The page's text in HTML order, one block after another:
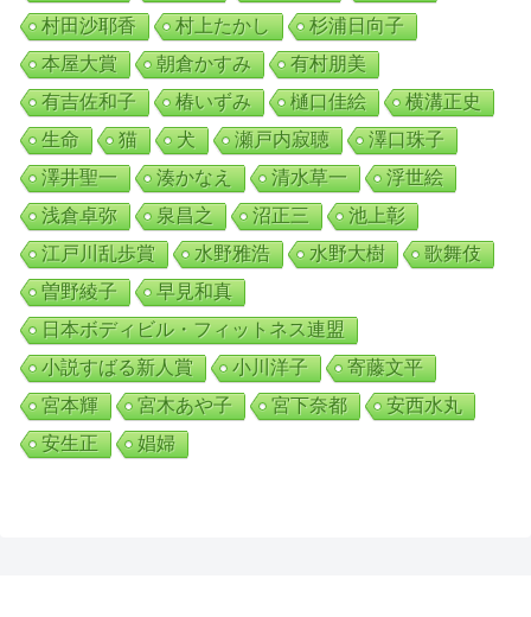
村田沙耶香
村上たかし
杉浦日向子
本屋大賞
朝倉かすみ
有村朋美
有吉佐和子
椿いずみ 樋口佳絵
横溝正史
生命
猫 犬 瀬戸内寂聴
澤口珠子
澤井聖一
湊かなえ 清水草一
浮世絵
浅倉卓弥
泉昌之 沼正三
池上彰
江戸川乱歩賞
水野雅浩 水野大樹
歌舞伎
曽野綾子
早見和真
日本ボディビル・フィットネス連盟
小説すばる新人賞
小川洋子
寄藤文平
宮本輝
宮木あや子 宮下奈都
安西水丸
安生正
娼婦